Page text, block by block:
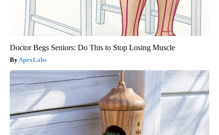
Doctor Begs Seniors: Do This to Stop Losing Muscle
ApexLabs